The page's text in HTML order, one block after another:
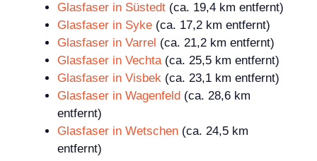
Glasfaser in Süstedt (ca. 19,4 km entfernt)
Glasfaser in Syke (ca. 17,2 km entfernt)
Glasfaser in Varrel (ca. 21,2 km entfernt)
Glasfaser in Vechta(ca. 25,5 km entfernt)
Glasfaser in Visbek (ca. 23,1 km entfernt)
Glasfaser in Wagenfeld (ca. 28,6 km
entfernt)
Glasfaser in Wetschen (ca. 24,5 km
entfernt)